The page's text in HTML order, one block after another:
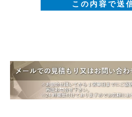
のに限定させていただきます。
フリーブレインは、利用者が本
合、及び本サービスを通して問
人情報(氏名、住所、電話番号
取得します。